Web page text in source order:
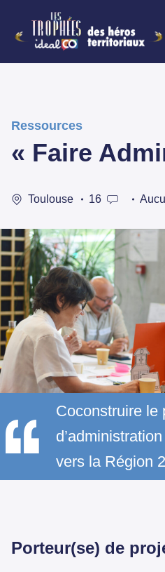
Ressources
« Faire
Toulouse 16
Coconstruire le
vers la Région
Porteur(se) de